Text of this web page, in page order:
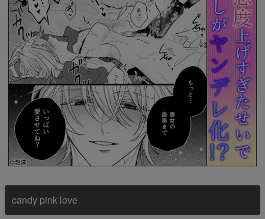
candy pink love